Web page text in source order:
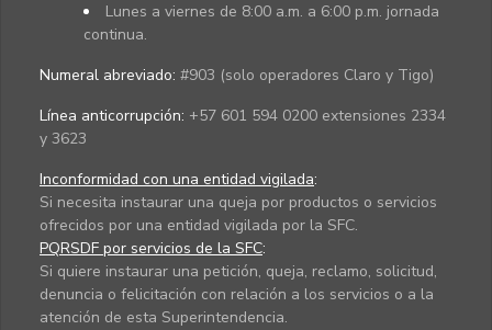
Lunes a viernes de 8:00 a.m. a 6:00 p.m. jornada
continua.
Numeral abreviado: #903 (solo operadores Claro y Tigo)
Línea anticorrupción: +57 601 594 0200 extensiones 2334
y 3623
Inconformidad con una entidad vigilada:
Si necesita instaurar una queja por productos o servicios
ofrecidos por una entidad vigilada por la SFC.
PQRSDF por servicios de la SFC:
Si quiere instaurar una petición, queja, reclamo, solicitud,
denuncia o felicitación con relación a los servicios o a la
atención de esta Superintendencia.